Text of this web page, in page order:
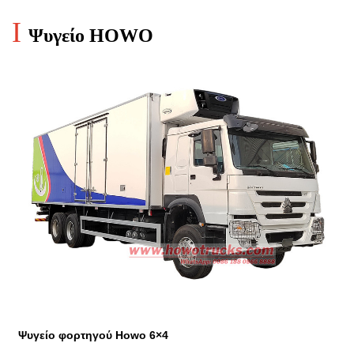
I Ψυγείο HOWO
Ψυγείο φορτηγού Howo 6×4